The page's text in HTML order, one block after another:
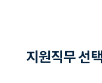
지원직무 선택